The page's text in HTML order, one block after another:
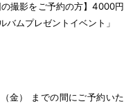
の撮影をご予約の方】4000円
ムプレゼントイベント」
金） までの間にご予約いた